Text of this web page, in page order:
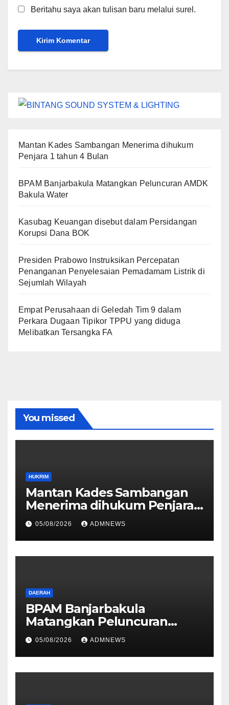
Beritahu saya akan tulisan baru melalui surel.
Mantan Kades Sambangan Menerima dihukum
Penjara 1 tahun 4 Bulan
BPAM Banjarbakula Matangkan Peluncuran AMDK
Bakula Water
Kasubag Keuangan disebut dalam Persidangan
Korupsi Dana BOK
Presiden Prabowo Instruksikan Percepatan
Penanganan Penyelesaian Pemadamam Listrik di
Sejumlah Wilayah
Empat Perusahaan di Geledah Tim 9 dalam
Perkara Dugaan Tipikor TPPU yang diduga
Melibatkan Tersangka FA
You missed
HUKRIM
Mantan Kades Sambangan
Menerima dihukum Penjara 1
tahun 4 Bulan
05/08/2026 ADMNEWS
DAERAH
BPAM Banjarbakula
Matangkan Peluncuran
AMDK Bakula Water
05/08/2026 ADMNEWS